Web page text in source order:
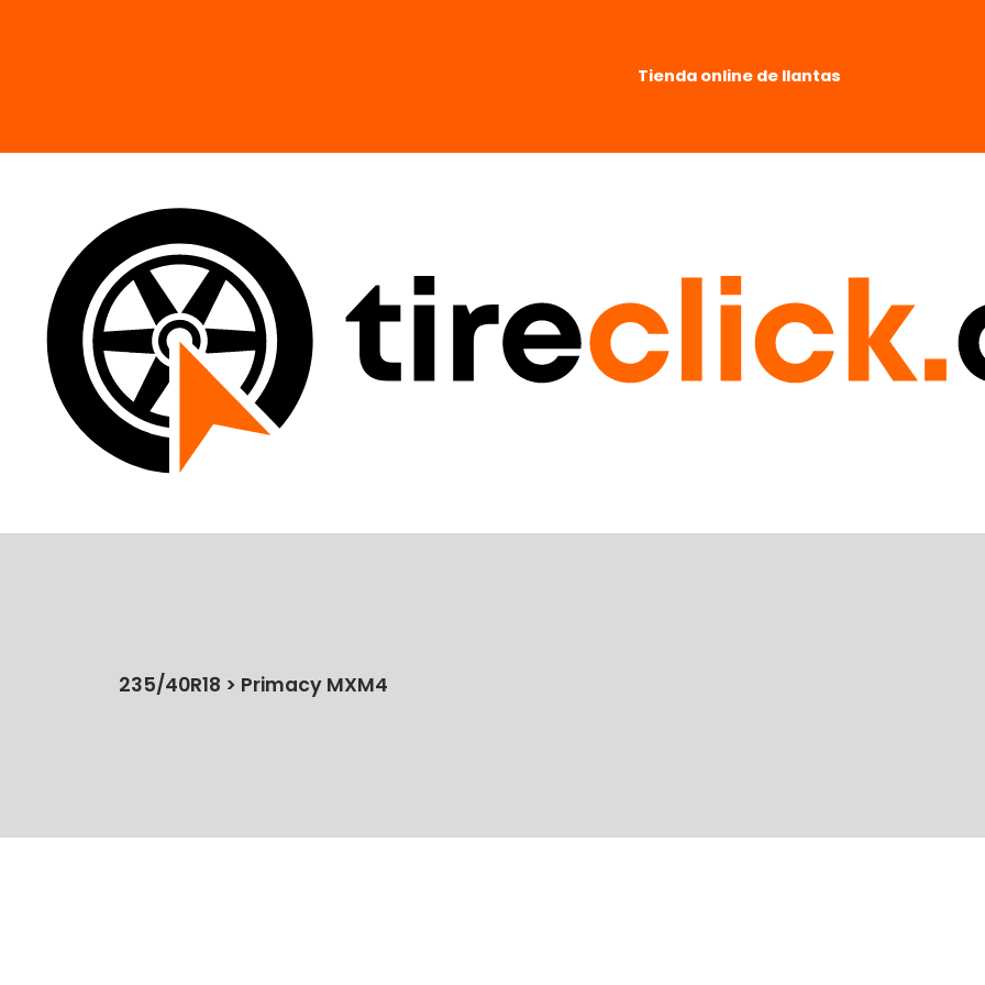
Tienda online de llantas
235/40R18 > Primacy MXM4